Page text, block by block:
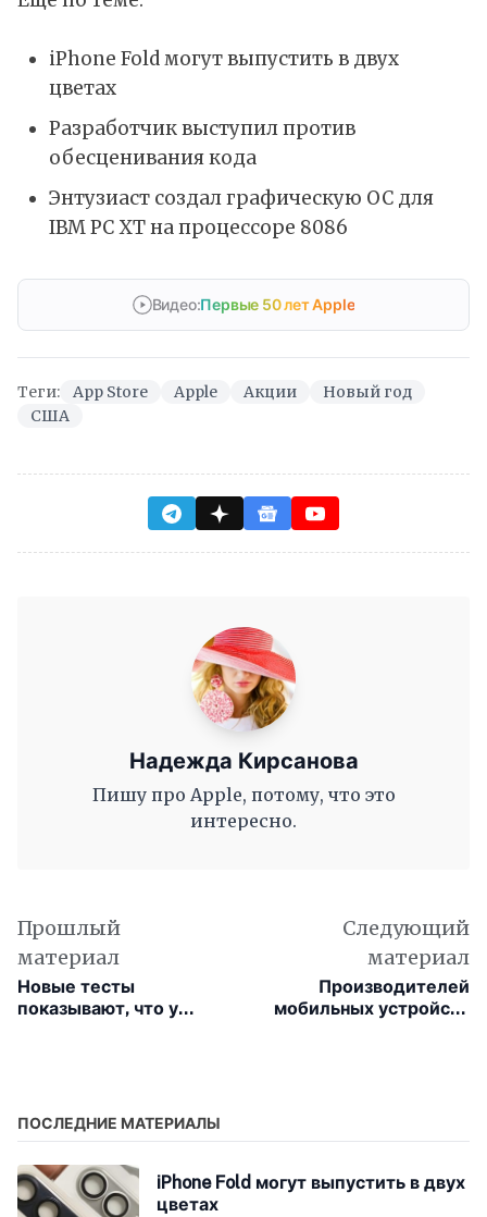
iPhone Fold могут выпустить в двух
цветах
Разработчик выступил против
обесценивания кода
Энтузиаст создал графическую ОС для
IBM PC XT на процессоре 8086
Видео:Первые 50 лет Apple
Теги: App Store Apple Акции
Новый год
США
Надежда Кирсанова
Пишу про Apple, потому, что это
интересно.
Прошлый
материал
Новые тесты
показывают, что у
Следующий
материал
Производителей
мобильных устройств
ПОСЛЕДНИЕ МАТЕРИАЛЫ
iPhone Fold могут выпустить в двух
цветах